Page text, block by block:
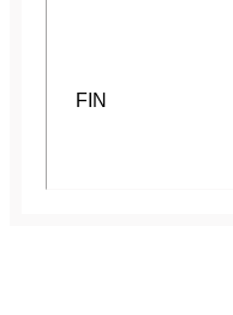
FIN